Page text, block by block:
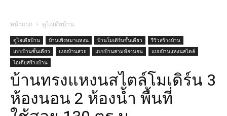
หน้าแรก ดูไอเดียบ้าน
ดูไอเดียบ้าน บ้านเพิงหมาแหงน บ้านโมเดิร์นชั้นเดียว
รีวิวสร้างบ้าน
แบบบ้านชั้นเดียว
แบบบ้านสวย แบบบ้านสามห้องนอน
แบบบ้านแหงนสไตล์
ไอเดียสร้างบ้าน
บ้านทรงแหงนสไตล์โมเดิร์น 3
ห้องนอน 2 ห้องน้ำ พื้นที่